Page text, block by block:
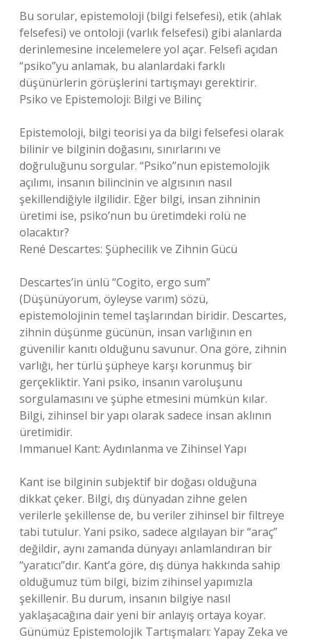
Bu sorular, epistemoloji (bilgi felsefesi), etik (ahlak
felsefesi) ve ontoloji (varlık felsefesi) gibi alanlarda
derinlemesine incelemelere yol açar. Felsefi açıdan
“psiko”yu anlamak, bu alanlardaki farklı
düşünürlerin görüşlerini tartışmayı gerektirir.
Psiko ve Epistemoloji: Bilgi ve Bilinç
Epistemoloji, bilgi teorisi ya da bilgi felsefesi olarak
bilinir ve bilginin doğasını, sınırlarını ve
doğruluğunu sorgular. “Psiko”nun epistemolojik
açılımı, insanın bilincinin ve algısının nasıl
şekillendiğiyle ilgilidir. Eğer bilgi, insan zihninin
üretimi ise, psiko’nun bu üretimdeki rolü ne
olacaktır?
René Descartes: Şüphecilik ve Zihnin Gücü
Descartes’in ünlü “Cogito, ergo sum”
(Düşünüyorum, öyleyse varım) sözü,
epistemolojinin temel taşlarından biridir. Descartes,
zihnin düşünme gücünün, insan varlığının en
güvenilir kanıtı olduğunu savunur. Ona göre, zihnin
varlığı, her türlü şüpheye karşı korunmuş bir
gerçekliktir. Yani psiko, insanın varoluşunu
sorgulamasını ve şüphe etmesini mümkün kılar.
Bilgi, zihinsel bir yapı olarak sadece insan aklının
üretimidir.
Immanuel Kant: Aydınlanma ve Zihinsel Yapı
Kant ise bilginin subjektif bir doğası olduğuna
dikkat çeker. Bilgi, dış dünyadan zihne gelen
verilerle şekillense de, bu veriler zihinsel bir filtreye
tabi tutulur. Yani psiko, sadece algılayan bir “araç”
değildir, aynı zamanda dünyayı anlamlandıran bir
“yaratıcı”dır. Kant’a göre, dış dünya hakkında sahip
olduğumuz tüm bilgi, bizim zihinsel yapımızla
şekillenir. Bu durum, insanın bilgiye nasıl
yaklaşacağına dair yeni bir anlayış ortaya koyar.
Günümüz Epistemolojik Tartışmaları: Yapay Zeka ve